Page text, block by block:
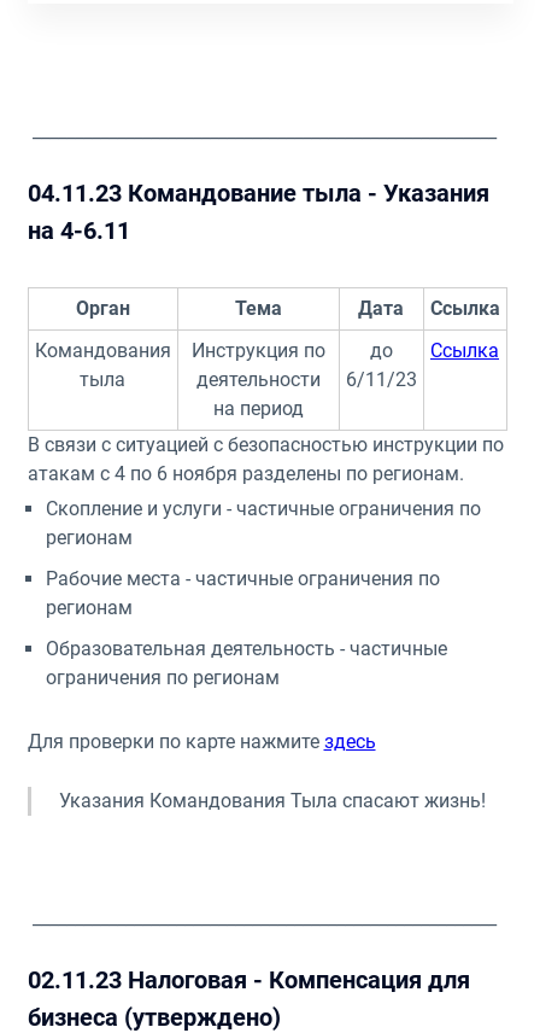
04.11.23 Командование тыла - Указания
на 4-6.11
Орган Тема Дата
Ссылка
Командования
тыла
Инструкция по
деятельности
на период
до
6/11/23
Ссылка
В связи с ситуацией с безопасностью инструкции по
атакам с 4 по 6 ноября разделены по регионам.
Скопление и услуги - частичные ограничения по
регионам
Рабочие места - частичные ограничения по
регионам
Образовательная деятельность - частичные
ограничения по регионам
Для проверки по карте нажмите здесь
Указания Командования Тыла спасают жизнь!
02.11.23 Налоговая - Компенсация для
бизнеса (утверждено)